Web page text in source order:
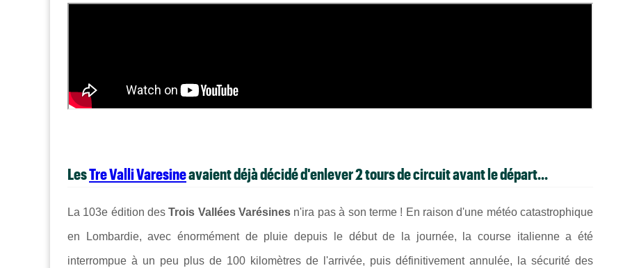
LesTre Valli Varesineavaient déjà décidé d'enlever 2 tours de circuit avant le départ...
La 103e édition desTrois Vallées Varésines n'ira pas à son terme ! En raison d'une météo catastrophique
en Lombardie, avec énormément de pluie depuis le début de la journée, la course italienne a été
interrompue à un peu plus de 100 kilomètres de l'arrivée, puis définitivement annulée, la sécurité des